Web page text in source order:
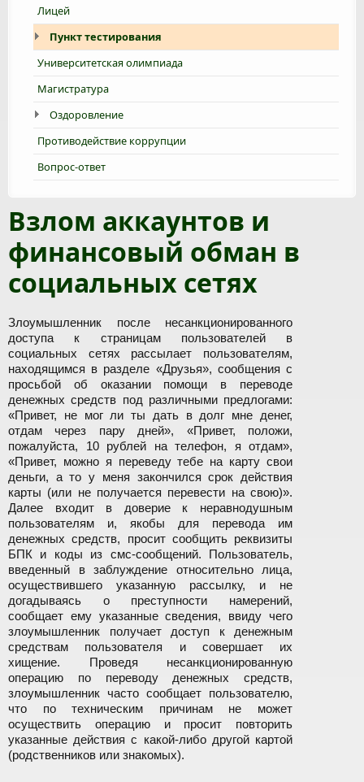
Лицей
Пункт тестирования
Университетская олимпиада
Магистратура
Оздоровление
Противодействие коррупции
Вопрос-ответ
Взлом аккаунтов и
финансовый обман в
социальных сетях
Злоумышленник после несанкционированного
доступа к страницам пользователей в
социальных сетях рассылает пользователям,
находящимся в разделе «Друзья», сообщения с
просьбой об оказании помощи в переводе
денежных средств под различными предлогами:
«Привет, не мог ли ты дать в долг мне денег,
отдам через пару дней», «Привет, положи,
пожалуйста, 10 рублей на телефон, я отдам»,
«Привет, можно я переведу тебе на карту свои
деньги, а то у меня закончился срок действия
карты (или не получается перевести на свою)».
Далее входит в доверие к неравнодушным
пользователям и, якобы для перевода им
денежных средств, просит сообщить реквизиты
БПК и коды из смс-сообщений. Пользователь,
введенный в заблуждение относительно лица,
осуществившего указанную рассылку, и не
догадываясь о преступности намерений,
сообщает ему указанные сведения, ввиду чего
злоумышленник получает доступ к денежным
средствам пользователя и совершает их
хищение. Проведя несанкционированную
операцию по переводу денежных средств,
злоумышленник часто сообщает пользователю,
что по техническим причинам не может
осуществить операцию и просит повторить
указанные действия с какой-либо другой картой
(родственников или знакомых).